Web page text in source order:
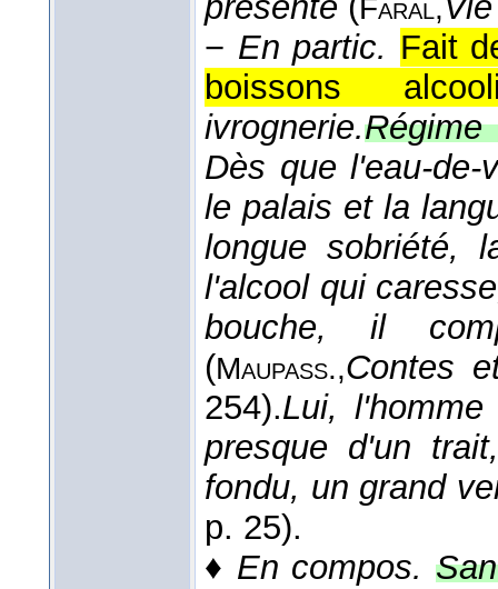
Faral,
− En partic. Fait
boissons
ivrognerie.
Dès que l'eau-
le palais et la
longue sobriété,
l'alcool qui
bouche, il
(Maupass.,Contes
254).Lui,
presque d'un
fondu, un grand
p. 25).
♦ En compos.